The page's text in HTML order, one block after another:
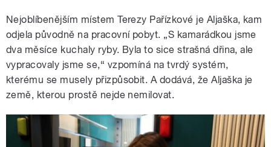
Nejoblíbenějším místem Terezy Pařízkové je Aljaška, kam
odjela původně na pracovní pobyt. „S kamarádkou jsme
dva měsíce kuchaly ryby. Byla to sice strašná dřina, ale
vypracovaly jsme se,“ vzpomíná na tvrdý systém,
kterému se musely přizpůsobit. A dodává, že Aljaška je
země, kterou prostě nejde nemilovat.